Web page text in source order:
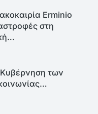
Erminio
στη
των